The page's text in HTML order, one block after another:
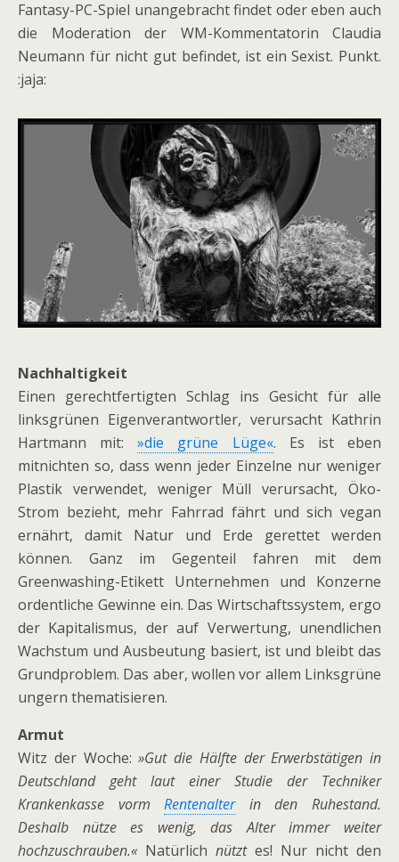
Fantasy-PC-Spiel unangebracht findet oder eben auch
die Moderation der WM-Kommentatorin Claudia
Neumann für nicht gut befindet, ist ein Sexist. Punkt.
:jaja:
Nachhaltigkeit
Einen gerechtfertigten Schlag ins Gesicht für alle
linksgrünen Eigenverantwortler, verursacht Kathrin
Hartmann mit:»die grüne Lüge«. Es ist eben
mitnichten so, dass wenn jeder Einzelne nur weniger
Plastik verwendet, weniger Müll verursacht, Öko-
Strom bezieht, mehr Fahrrad fährt und sich vegan
ernährt, damit Natur und Erde gerettet werden
können. Ganz im Gegenteil fahren mit dem
Greenwashing-Etikett Unternehmen und Konzerne
ordentliche Gewinne ein. Das Wirtschaftssystem, ergo
der Kapitalismus, der auf Verwertung, unendlichen
Wachstum und Ausbeutung basiert, ist und bleibt das
Grundproblem. Das aber, wollen vor allem Linksgrüne
ungern thematisieren.
Armut
Witz der Woche:»Gut die Hälfte der Erwerbstätigen in
Deutschland geht laut einer Studie der Techniker
Krankenkasse vormRentenalterin den Ruhestand.
Deshalb nütze es wenig, das Alter immer weiter
hochzuschrauben.« Natürlich nütztes! Nur nicht den